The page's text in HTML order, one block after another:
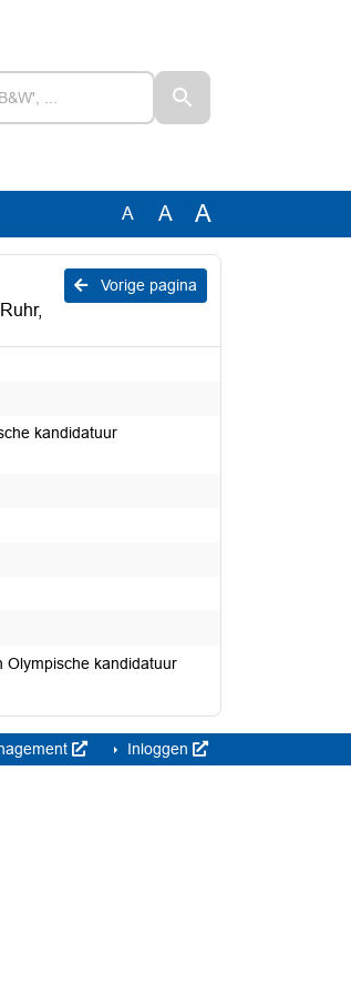
A A A
Vorige pagina
kandidatuur
Olympische kandidatuur
Inloggen